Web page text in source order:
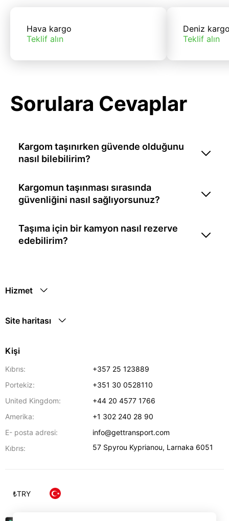
Hava kargo
Teklif alın
Deniz
Teklif alın
Sorulara Cevaplar
Kargom taşınırken güvende olduğunu
nasıl bilebilirim?
Kargomun taşınması sırasında
güvenliğini nasıl sağlıyorsunuz?
Taşıma için bir kamyon nasıl rezerve
edebilirim?
Hizmet
Site haritası
Kişi
Kıbrıs:
+357 25 123889
Portekiz:
+351 30 0528110
United Kingdom:
+44 20 4577 1766
Amerika:
+1 302 240 28 90
E- posta adresi:
info@gettransport.com
Kıbrıs:
57 Spyrou Kyprianou, Larnaka 6051
₺TRY